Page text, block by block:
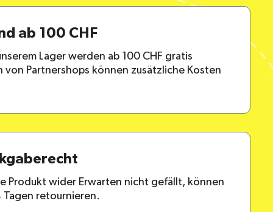
ab 100 CHF
Lager werden ab 100 CHF gratis
von Partnershops können zusätzliche Kosten
Produkt wider Erwarten nicht gefällt, können
Tagen retournieren.